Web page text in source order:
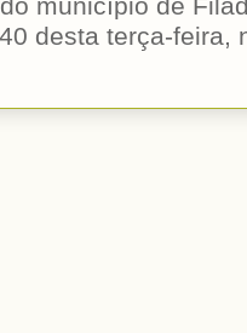
município de
desta terça-feira,